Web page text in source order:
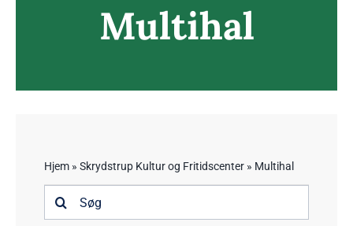
Square Dansere
Multihal
Hjem» Skrydstrup Kultur og Fritidscenter» Multihal
Søg
efter: